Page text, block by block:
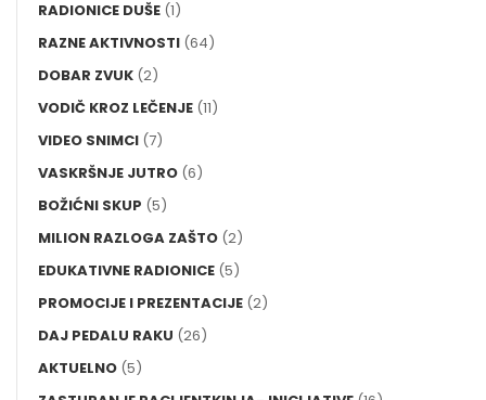
RADIONICE DUŠE (1)
RAZNE AKTIVNOSTI (64)
DOBAR ZVUK (2)
VODIČ KROZ LEČENJE (11)
VIDEO SNIMCI (7)
VASKRŠNJE JUTRO (6)
BOŽIĆNI SKUP (5)
MILION RAZLOGA ZAŠTO (2)
EDUKATIVNE RADIONICE (5)
PROMOCIJE I PREZENTACIJE (2)
DAJ PEDALU RAKU (26)
AKTUELNO (5)